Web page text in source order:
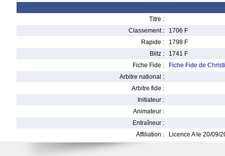
Titre :
Classement :
1706 F
Rapide :
1798 F
Blitz :
1741 F
Fiche Fide :
Fiche Fide de
Arbitre national :
Arbitre fide :
Initiateur :
Animateur :
Entraîneur :
Affiliation :
Licence A le 20/09/